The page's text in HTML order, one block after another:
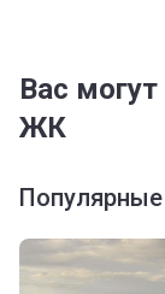
доступности от
Транспортная
Тоо»
по городу даже
составит
Вас могут
ЖК